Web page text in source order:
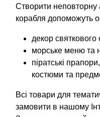
Створити неповторну
корабля допоможуть
декор святкового
морське меню та
піратські
костюми та
Всі товари для
замовити в нашому